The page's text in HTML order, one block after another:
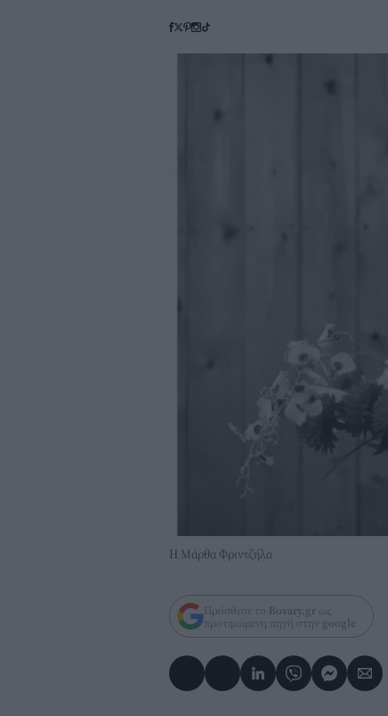
Η Μάρθα Φριντζήλα
Πρόσθεσε το Bovary.gr ως
προτιμώμενη πηγή στην google